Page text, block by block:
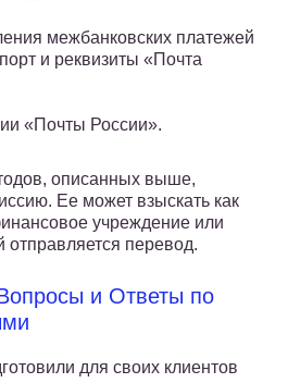
межбанковских платежей
и реквизиты «Почта
«Почты России».
описанных выше,
Ее может взыскать как
учреждение или
отправляется перевод.
и Ответы по
для своих клиентов